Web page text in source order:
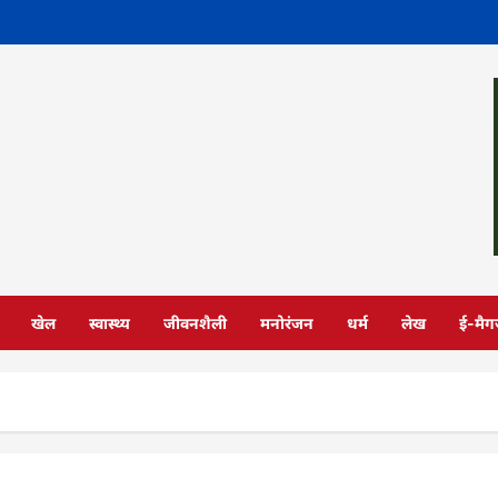
खेल स्वास्थ्य जीवनशैली मनोरंजन धर्म लेख ई-